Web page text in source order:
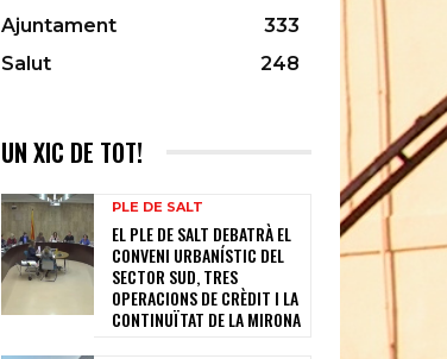
Ajuntament
333
Salut
248
UN XIC DE TOT!
PLE DE SALT
EL PLE DE SALT DEBATRÀ EL
CONVENI URBANÍSTIC DEL
SECTOR SUD, TRES
OPERACIONS DE CRÈDIT I LA
CONTINUÏTAT DE LA MIRONA